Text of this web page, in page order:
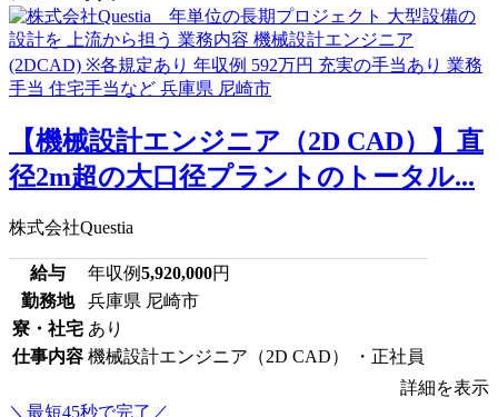
【機械設計エンジニア（2D CAD）】直
径2m超の大口径プラントのトータル...
株式会社Questia
給与 年収例5,920,000円
勤務地
兵庫県 尼崎市
寮・社宅 あり
仕事内容 機械設計エンジニア（2D CAD） ・正社員
詳細を表示
＼最短45秒で完了／